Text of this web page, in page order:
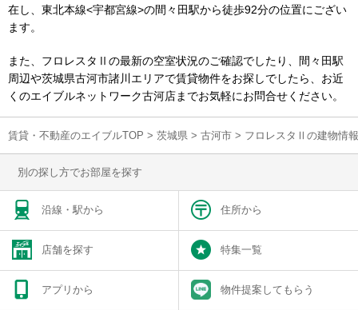
在し、東北本線<宇都宮線>の間々田駅から徒歩92分の位置にござい
ます。
また、フロレスタⅡの最新の空室状況のご確認でしたり、間々田駅
周辺や茨城県古河市諸川エリアで賃貸物件をお探しでしたら、お近
くのエイブルネットワーク古河店までお気軽にお問合せください。
賃貸・不動産のエイブルTOP > 茨城県 > 古河市 > フロレスタⅡの建物情
別の探し方でお部屋を探す
沿線・駅から 住所から
店舗を探す 特集一覧
アプリから 物件提案してもらう